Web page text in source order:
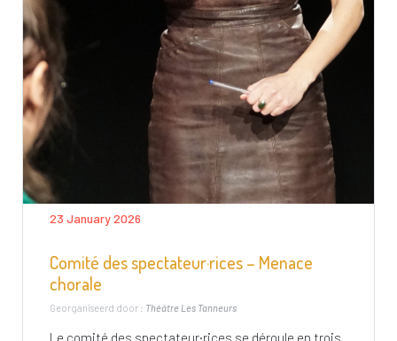
23 January 2026
Comité des spectateur·rices – Menace
chorale
Georganiseerd door : Théâtre Les Tanneurs
Le comité des spectateur·rices se déroule en trois